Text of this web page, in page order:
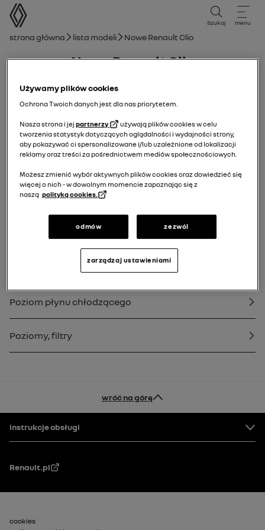
instrukcja obsługi
Szukaj menu
Ścieżka nawigacji
Strona główna Lista modeli Nowe Renault Clio
Nowe Renault Clio
15/09/2025
Przeglądaj Instrukcja Światła ostrzegawcze przewodnik PDF
Dostęp do silnika, poziomy
Dodaj do ulubionych
Udostępnij
Poziom płynu chłodzącego
Poziomy, filtry
wróć na górę
Stopka
instrukcje obsługi
Renault.pl
Stopka_2
cookies
Używamy plików cookies
Ochrona Twoich danych jest dla nas priorytetem.
Nasza strona i jejpartnerzy
używają plików cookies w celu
tworzenia statystyk dotyczących oglądalności i wydajności strony,
aby pokazywać ci spersonalizowane i/lub uzależnione od lokalizacji
reklamy oraz treści za pośrednictwem mediów społecznościowych.
Możesz zmienić wybór aktywnych plików cookies oraz dowiedzieć się
więcej o nich - w dowolnym momencie zapoznając się z
naszą polityką cookies.
odmów zezwól
zarządzaj ustawieniami